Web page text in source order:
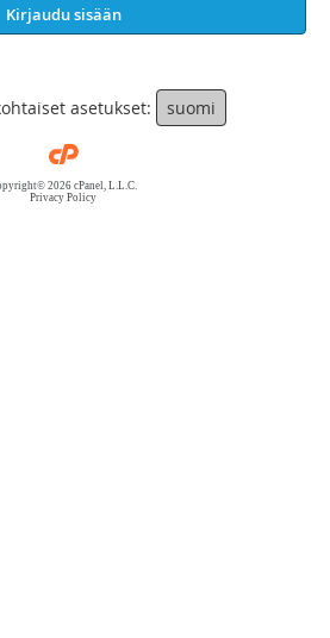
Kirjaudu sisään
asetukset: suomi
2026 cPanel, L.L.C.
Privacy Policy